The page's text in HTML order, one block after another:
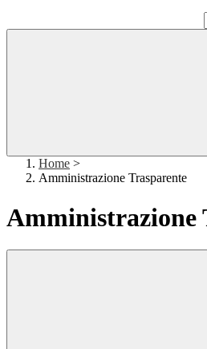
Home >
Amministrazione Trasparente
Amministrazione